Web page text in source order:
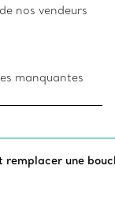
nos vendeurs
manquantes
remplacer une